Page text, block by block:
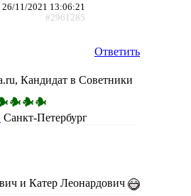
26/11/2021 13:06:21
#2961285
Ответить
Кандидат в Советники
Санкт-Петербург
и Катер Леонардович